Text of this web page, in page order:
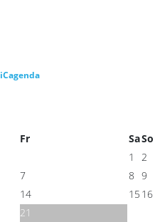
iCagenda
Fr SaSo
1
2
7 8 9
14 15 16
21